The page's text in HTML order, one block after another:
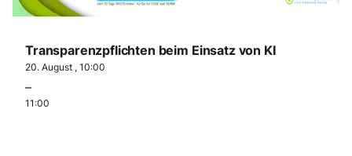
Transparenzpflichten beim Einsatz von KI
20. August , 10:00
–
11:00